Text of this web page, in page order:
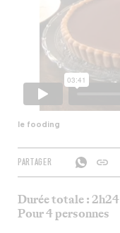
le fooding
PARTAGER
Durée totale : 2h24
Pour 4 personnes